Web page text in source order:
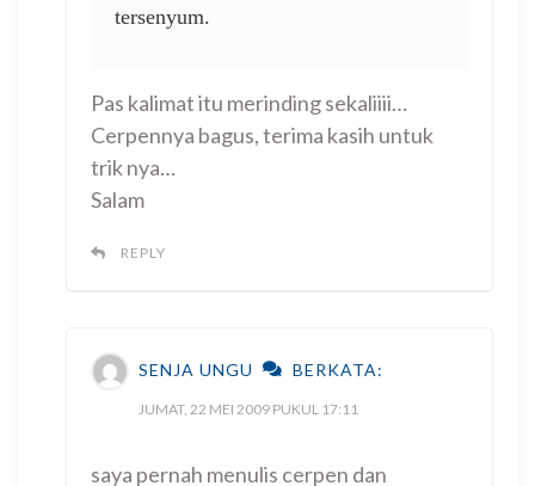
tersenyum.
Pas kalimat itu merinding sekaliiii…
Cerpennya bagus, terima kasih untuk
trik nya…
Salam
REPLY
SENJA UNGU BERKATA:
JUMAT, 22 MEI 2009 PUKUL 17:11
saya pernah menulis cerpen dan